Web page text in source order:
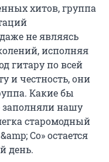
хитов, группа
не являясь
исполняя
гитару по всей
и честность, они
Какие бы
заполняли нашу
старомодный
Co» остается
день.